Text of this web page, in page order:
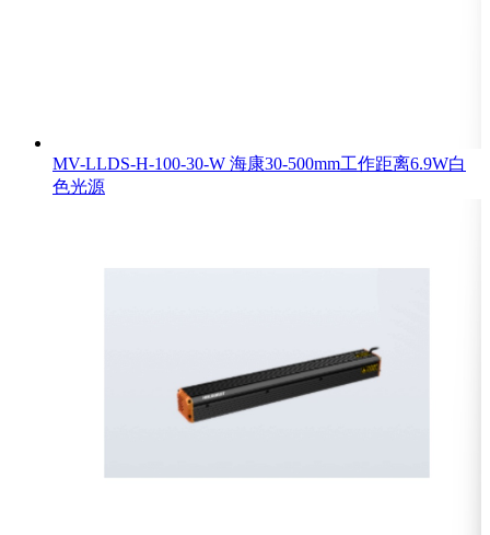
MV-LLDS-H-100-30-W 海康30-500mm工作距离6.9W白
色光源